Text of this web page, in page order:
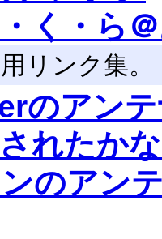
く・ら
リンク集。
のアン
れたか
ンのアン